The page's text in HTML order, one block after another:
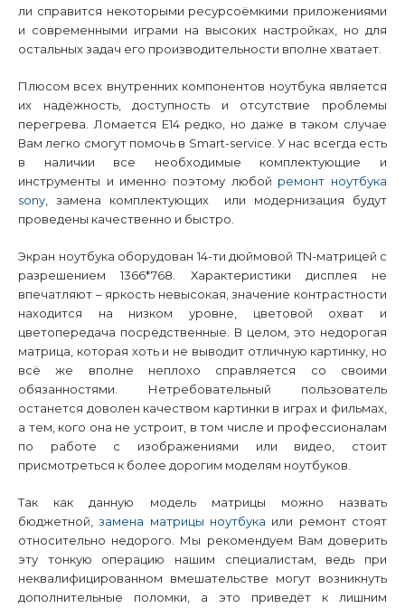
ли справится некоторыми ресурсоёмкими приложениями
и современными играми на высоких настройках, но для
остальных задач его производительности вполне хватает.
Плюсом всех внутренних компонентов ноутбука является
их надёжность, доступность и отсутствие проблемы
перегрева. Ломается E14 редко, но даже в таком случае
Вам легко смогут помочь в Smart-service . У нас всегда есть
в наличии все необходимые комплектующие и
инструменты и именно поэтому любой ремонт ноутбука
sony , замена комплектующих или модернизация будут
проведены качественно и быстро.
Экран ноутбука оборудован 14-ти дюймовойTN-матрицей с
разрешением 1366*768. Характеристики дисплея не
впечатляют – яркость невысокая, значение контрастности
находится на низком уровне, цветовой охват и
цветопередача посредственные. В целом, это недорогая
матрица, которая хоть и не выводит отличную картинку, но
всё же вполне неплохо справляется со своими
обязанностями. Нетребовательный пользователь
останется доволен качеством картинки в играх и фильмах,
а тем, кого она не устроит, в том числе и профессионалам
по работе с изображениями или видео, стоит
присмотреться к более дорогим моделям ноутбуков.
Так как данную модель матрицы можно назвать
бюджетной,замена матрицы ноутбука или ремонт стоят
относительно недорого. Мы рекомендуем Вам доверить
эту тонкую операцию нашим специалистам, ведь при
неквалифицированном вмешательстве могут возникнуть
дополнительные поломки, а это приведёт к лишним